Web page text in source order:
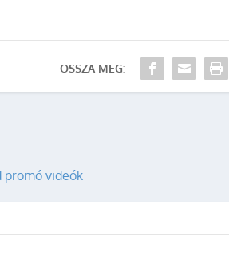
OSSZA MEG:
promó videók